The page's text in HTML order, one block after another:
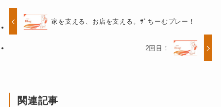
家を支える、お店を支える。ｻﾞちーむプレー！
2回目！
関連記事